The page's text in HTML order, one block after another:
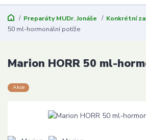
Preparáty MUDr. Jonáše Konkrétní
50 ml-hormonální potíže
Marion HORR 50 ml-
Akce